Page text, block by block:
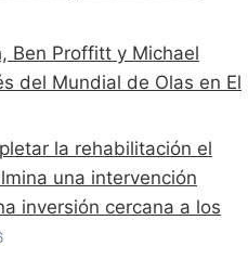
Ben Proffitt y Michael
del Mundial de Olas en El
la rehabilitación el
una intervención
inversión cercana a los